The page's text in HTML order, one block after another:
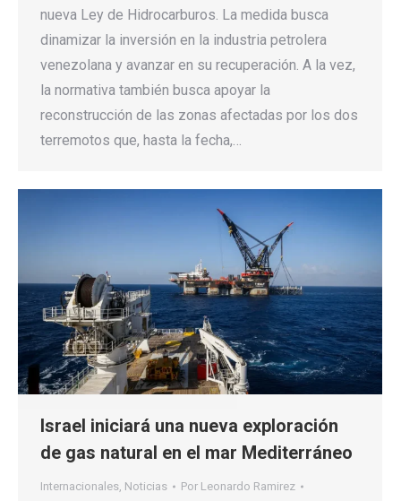
nueva Ley de Hidrocarburos. La medida busca
dinamizar la inversión en la industria petrolera
venezolana y avanzar en su recuperación. A la vez,
la normativa también busca apoyar la
reconstrucción de las zonas afectadas por los dos
terremotos que, hasta la fecha,…
Israel iniciará una nueva exploración
de gas natural en el mar Mediterráneo
Internacionales, Noticias Por Leonardo Ramirez